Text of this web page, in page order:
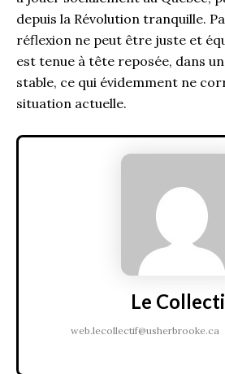
depuis la Révolution tranquille.
réflexion ne peut être juste et
est tenue à tête reposée, dans
stable, ce qui évidemment ne
situation actuelle.
Le
web.lecollectif@usherbrooke.ca